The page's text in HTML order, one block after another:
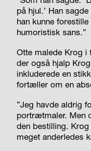
på hjul.’ Han
han kunne
humoristisk sans.”
Otte malede Krog i
der også hjalp
inkluderede en
fortæller om en
”Jeg havde aldrig
portrætmaler. Men
den bestilling.
meget anderledes